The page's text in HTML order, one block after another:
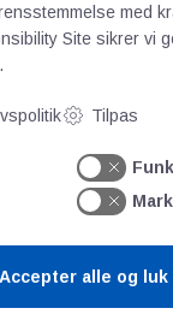
med
Site sikrer vi
Tilpas
Accepter alle og luk